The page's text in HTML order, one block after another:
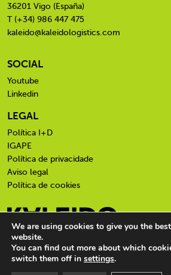
36201 Vigo (España)
T (+34) 986 447 475
kaleido@kaleidologistics.com
SOCIAL
Youtube
Linkedin
LEGAL
Política I+D
IGAPE
Política de privacidade
Aviso legal
Política de cookies
© Kaleido 2026. Todos los derechos
We are using cookies to give you the
website.
You can find out more about which
switch them off in settings.